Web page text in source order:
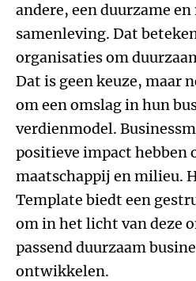
andere, een duurzame
samenleving. Dat
organisaties om
Dat is geen keuze, maar
om een omslag in hun
verdienmodel.
positieve impact hebben
maatschappij en milieu.
Template biedt een
om in het licht van deze
passend duurzaam
ontwikkelen.